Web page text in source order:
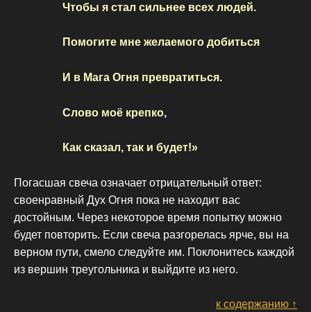
Чтобы я стал сильнее всех людей.
Помогите мне желаемого добиться
И в Мага Огня превратиться.
Слово моё крепко,
Как сказал, так и будет!»
Погасшая свеча означает отрицательный ответ:
своенравный Дух Огня пока не находит вас
достойным. Через некоторое время попытку можно
будет повторить. Если свеча разгорелась ярче, вы на
верном пути, смело следуйте им. Поклонитесь каждой
из вершин треугольника и выйдите из него.
к содержанию ↑